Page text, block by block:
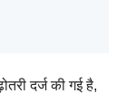
दर्ज की गई है,